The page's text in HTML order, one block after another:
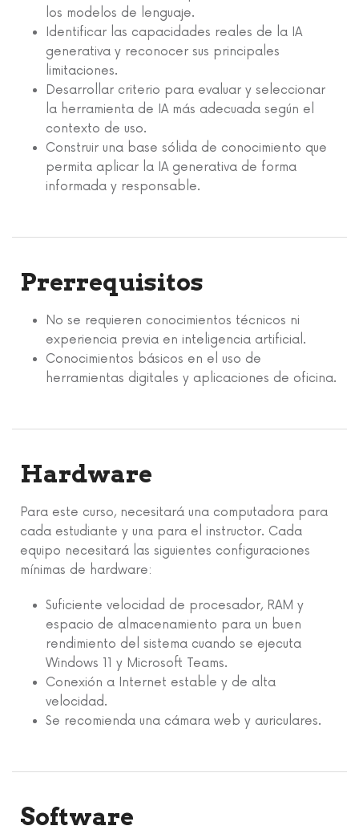
los modelos de lenguaje.
Identificar las capacidades reales de la IA
generativa y reconocer sus principales
limitaciones.
Desarrollar criterio para evaluar y seleccionar
la herramienta de IA más adecuada según el
contexto de uso.
Construir una base sólida de conocimiento que
permita aplicar la IA generativa de forma
informada y responsable.
Prerrequisitos
No se requieren conocimientos técnicos ni
experiencia previa en inteligencia artificial.
Conocimientos básicos en el uso de
herramientas digitales y aplicaciones de oficina.
Hardware
Para este curso, necesitará una computadora para
cada estudiante y una para el instructor. Cada
equipo necesitará las siguientes configuraciones
mínimas de hardware:
Suficiente velocidad de procesador, RAM y
espacio de almacenamiento para un buen
rendimiento del sistema cuando se ejecuta
Windows 11 y Microsoft Teams.
Conexión a Internet estable y de alta
velocidad.
Se recomienda una cámara web y auriculares.
Software